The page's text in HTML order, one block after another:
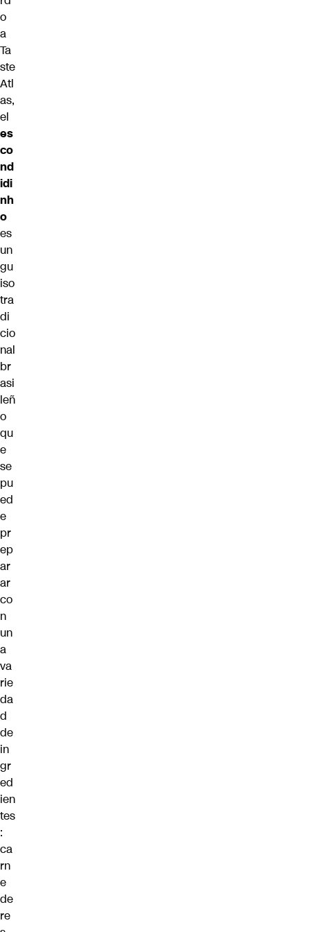
o
a
Ta
ste
Atl
as,
el
es
co
nd
idi
nh
o
es
un
gu
iso
tra
di
cio
nal
br
asi
leñ
o
qu
e
se
pu
ed
e
pr
ep
ar
ar
co
n
un
a
va
rie
da
d
de
in
gr
ed
ien
tes
:
ca
rn
e
de
re